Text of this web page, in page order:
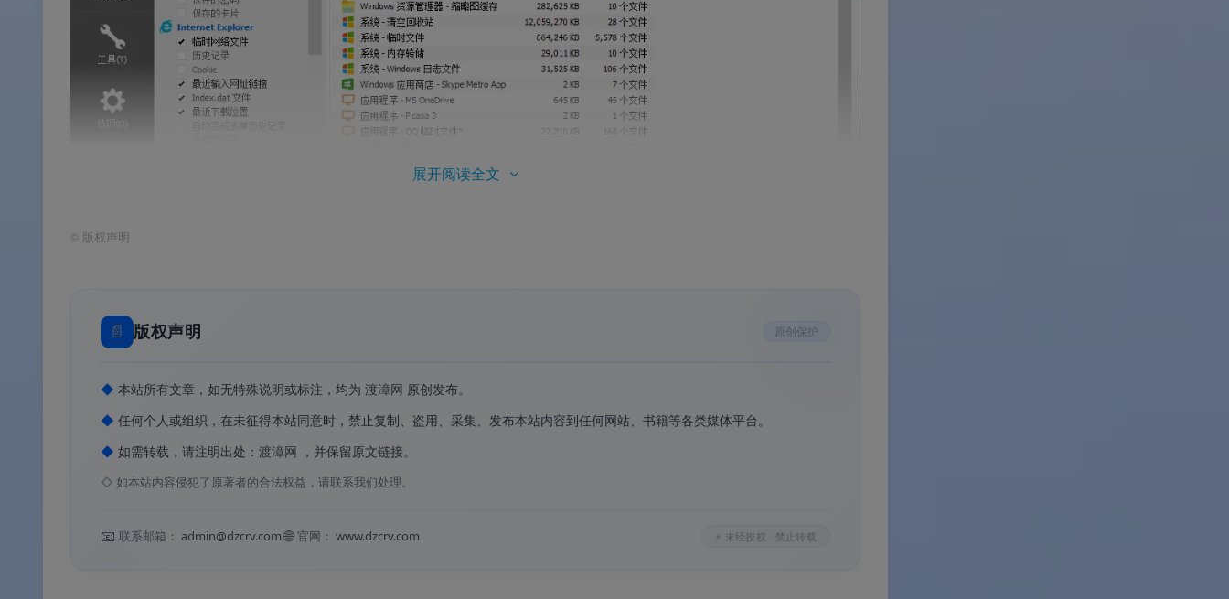
✅20 年经典，全球 1.3 亿用户：自 2004 年问世至今，是全球最值得信赖的系统优化工具之一
✅一键式智能清理：Health Check 模式一键完成隐私清理、空间释放、性能优化与安全更新
✅专业版全自动维护：支持定时自动清理、后台实时监控、浏览器关闭时自动清理
展开阅读全文
© 版权声明
📄 版权声明 原创保护
◆ 本站所有文章，如无特殊说明或标注，均为 渡漳网 原创发布。
◆ 任何个人或组织，在未征得本站同意时，禁止复制、盗用、采集、发布本站内容到任何网站、书籍等各类媒体平台。
◆ 如需转载，请注明出处： 渡漳网 ，并保留原文链接。
◇ 如本站内容侵犯了原著者的合法权益，请联系我们处理。
📧 联系邮箱： admin@dzcrv.com🌐官网： www.dzcrv.com ⚡ 未经授权 · 禁止转载